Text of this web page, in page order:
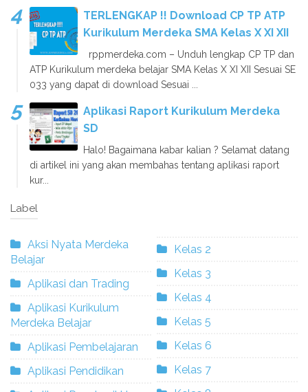
TERLENGKAP !! Download CP TP ATP
Kurikulum Merdeka SMA Kelas X XI XII
rppmerdeka.com – Unduh lengkap CP TP dan
ATP Kurikulum merdeka belajar SMA Kelas X XI XII Sesuai SE
033 yang dapat di download Sesuai ...
Aplikasi Raport Kurikulum Merdeka
SD
Halo! Bagaimana kabar kalian ? Selamat datang
di artikel ini yang akan membahas tentang aplikasi raport
kur...
Label
Aksi Nyata Merdeka
Belajar
Aplikasi dan Trading
Aplikasi Kurikulum
Merdeka Belajar
Aplikasi Pembelajaran
Aplikasi Pendidikan
Kelas 2
Kelas 3
Kelas 4
Kelas 5
Kelas 6
Kelas 7